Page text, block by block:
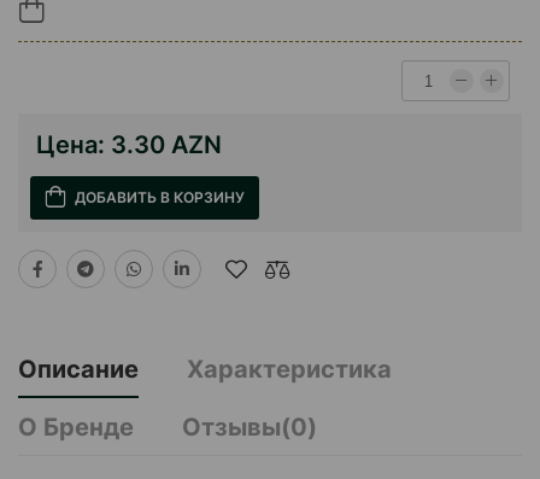
Цена: 3.30 AZN
ДОБАВИТЬ В КОРЗИНУ
Описание
Характеристика
О Бренде
Отзывы(0)